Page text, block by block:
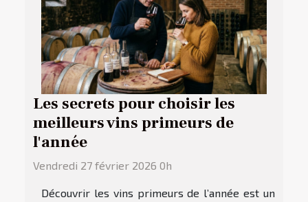
Les secrets pour choisir les
meilleurs vins primeurs de
l'année
Vendredi 27 février 2026 0h
Découvrir les vins primeurs de l’année est un